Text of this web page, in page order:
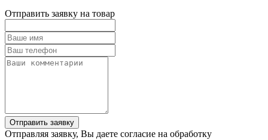
Отправить заявку на товар
Отправить заявку
Отправляя заявку, Вы даете согласие на обработку